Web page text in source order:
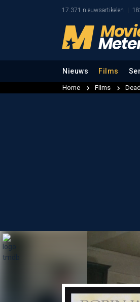
17.371 nieuwsartikelen
Nieuws Films
Home Films